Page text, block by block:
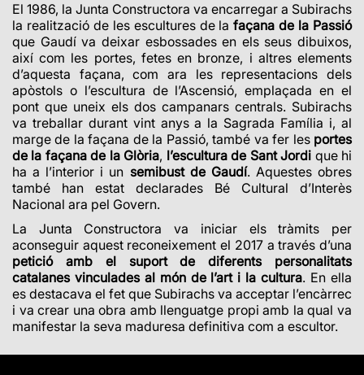
El 1986, la Junta Constructora va encarregar a Subirachs
la realització de les escultures de lafaçana de la Passió
que Gaudí va deixar esbossades en els seus dibuixos,
així com les portes, fetes en bronze, i altres elements
d’aquesta façana, com ara les representacions dels
apòstols o l’escultura de l’Ascensió, emplaçada en el
pont que uneix els dos campanars centrals. Subirachs
va treballar durant vint anys a la Sagrada Família i, al
marge de la façana de la Passió, també va fer les portes
de la façana de la Glòria, l’escultura de Sant Jordi que hi
ha a l’interior i un semibust de Gaudí. Aquestes obres
també han estat declarades Bé Cultural d’Interès
Nacional ara pel Govern.
La Junta Constructora va iniciar els tràmits per
aconseguir aquest reconeixement el 2017 a través d’una
petició amb el suport de diferents personalitats
catalanes vinculades al món de l’art i la cultura. En ella
es destacava el fet que Subirachs va acceptar l’encàrrec
i va crear una obra amb llenguatge propi amb la qual va
manifestar la seva maduresa definitiva com a escultor.